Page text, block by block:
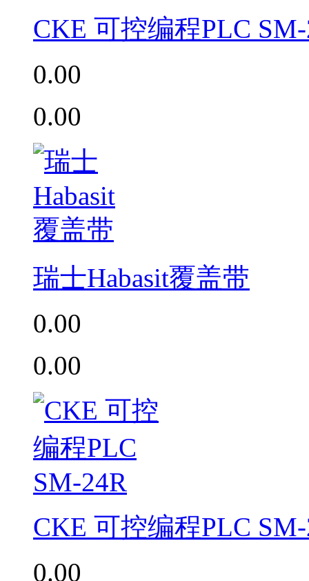
CKE 可控编程PLC
0.00
0.00
瑞士Habasit覆盖带
0.00
0.00
CKE 可控编程PLC
0.00